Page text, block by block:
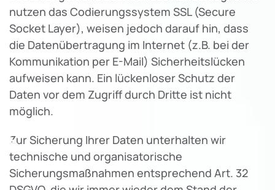
nutzen das Codierungssystem SSL (Secure
Socket Layer), weisen jedoch darauf hin, dass
die Datenübertragung im Internet (z.B. bei der
Kommunikation per E-Mail) Sicherheitslücken
aufweisen kann. Ein lückenloser Schutz der
Daten vor dem Zugriff durch Dritte ist nicht
möglich.
Zur Sicherung Ihrer Daten unterhalten wir
technische und organisatorische
Sicherungsmaßnahmen entsprechend Art. 32